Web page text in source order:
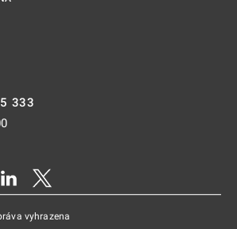
333
na nové kartě
otevře na nové kartě
se otevře na nové kartě
Odkaz se otevře na nové kartě
vyhrazena